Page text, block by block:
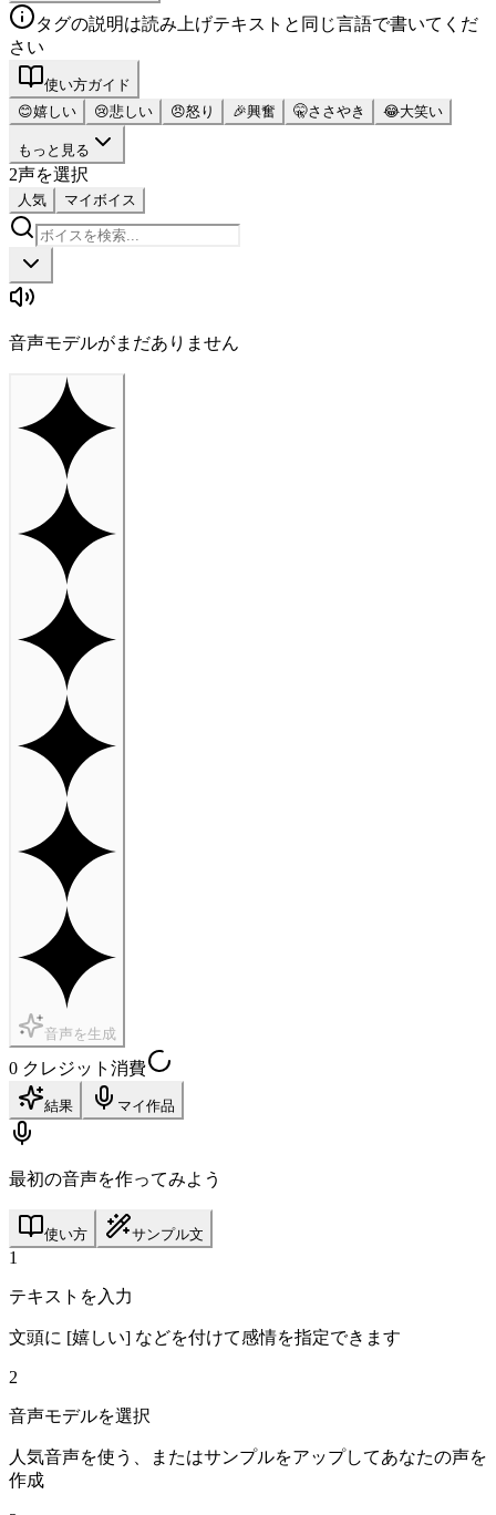
タグの説明は読み上げテキストと同じ言語で書いてくだ
さい
使い方ガイド
😊嬉しい 😢悲しい 😠怒り 🎉興奮 🤫ささやき 😂大笑い
もっと見る
2声を選択
人気 マイボイス
音声モデルがまだありません
音声を生成
0 クレジット消費
結果 マイ作品
最初の音声を作ってみよう
使い方 サンプル文
1
テキストを入力
文頭に [嬉しい] などを付けて感情を指定できます
2
音声モデルを選択
人気音声を使う、またはサンプルをアップしてあなたの声を
作成